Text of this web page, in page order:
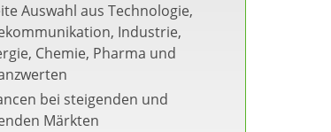
Auswahl aus Technologie,
Industrie,
Chemie, Pharma und
bei steigenden und
Märkten